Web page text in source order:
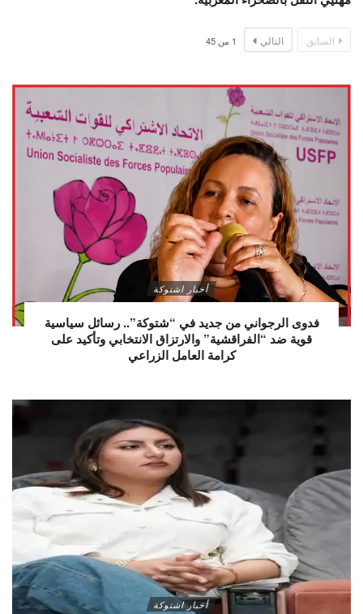
السابق التالي 1 من 45
أخبار اشتوكة
فدوى الرجواني من جديد في “شتوكة”.. رسائل سياسية
قوية ضد “الفراقشية” والارتزاق الانتخابي وتأكيد على
كرامة العامل الزراعي
أخبار اشتوكة